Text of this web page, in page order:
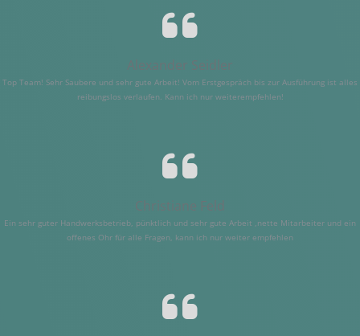
Alexander Seidler
Top Team! Sehr Saubere und sehr gute Arbeit! Vom Erstgespräch bis zur Ausführung ist alles
reibungslos verlaufen. Kann ich nur weiterempfehlen!
Christiane Feld
Ein sehr guter Handwerksbetrieb, pünktlich und sehr gute Arbeit ,nette Mitarbeiter und ein
offenes Ohr für alle Fragen, kann ich nur weiter empfehlen